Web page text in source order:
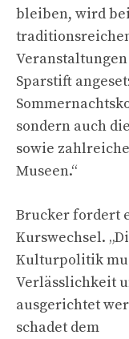
bleiben, wird bei
Sparstift
sondern auch
sowie
Museen.“
Brucker fordert
Kurswechsel.
Kulturpolitik
Verlässlichkeit
ausgerichtet
schadet dem